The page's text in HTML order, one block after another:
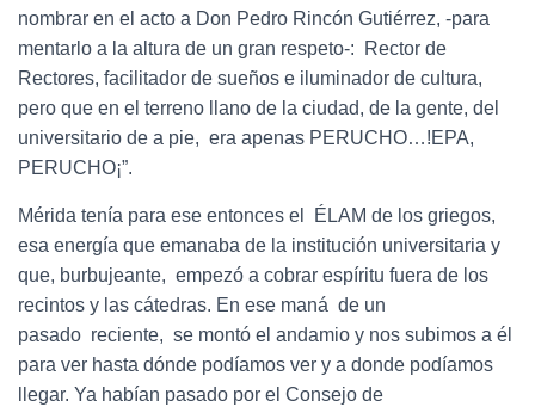
nombrar en el acto a Don Pedro Rincón Gutiérrez, -para
mentarlo a la altura de un gran respeto-: Rector de
Rectores, facilitador de sueños e iluminador de cultura,
pero que en el terreno llano de la ciudad, de la gente, del
universitario de a pie, era apenas PERUCHO…!EPA,
PERUCHO¡”.
Mérida tenía para ese entonces el ÉLAM de los griegos,
esa energía que emanaba de la institución universitaria y
que, burbujeante, empezó a cobrar espíritu fuera de los
recintos y las cátedras. En ese maná de un
pasado reciente, se montó el andamio y nos subimos a él
para ver hasta dónde podíamos ver y a donde podíamos
llegar. Ya habían pasado por el Consejo de